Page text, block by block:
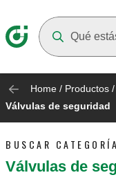
Home / Productos /
Válvulas de seguridad
BUSCAR
Válvulas de